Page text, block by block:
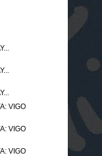
VIGO
VIGO
VIGO